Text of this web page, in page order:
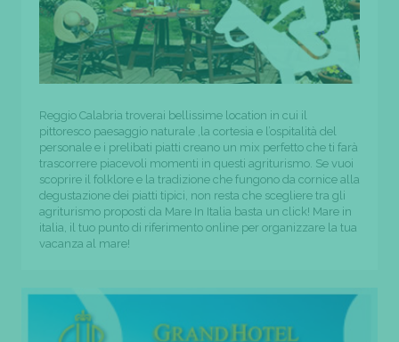
Reggio Calabria troverai bellissime location in cui il
pittoresco paesaggio naturale ,la cortesia e l’ospitalità del
personale e i prelibati piatti creano un mix perfetto che ti farà
trascorrere piacevoli momenti in questi agriturismo. Se vuoi
scoprire il folklore e la tradizione che fungono da cornice alla
degustazione dei piatti tipici, non resta che scegliere tra gli
agriturismo proposti da Mare In Italia basta un click! Mare in
italia, il tuo punto di riferimento online per organizzare la tua
vacanza al mare!